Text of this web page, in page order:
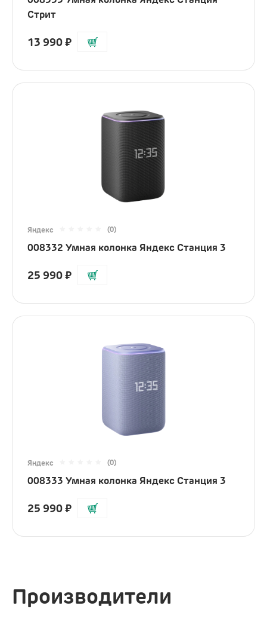
Наушники
Подарочные сертификаты
Стрит
13 990₽
Яндекс (0)
008332 Умная колонка Яндекс Станция 3
25 990₽
Яндекс (0)
008333 Умная колонка Яндекс Станция 3
25 990₽
Производители